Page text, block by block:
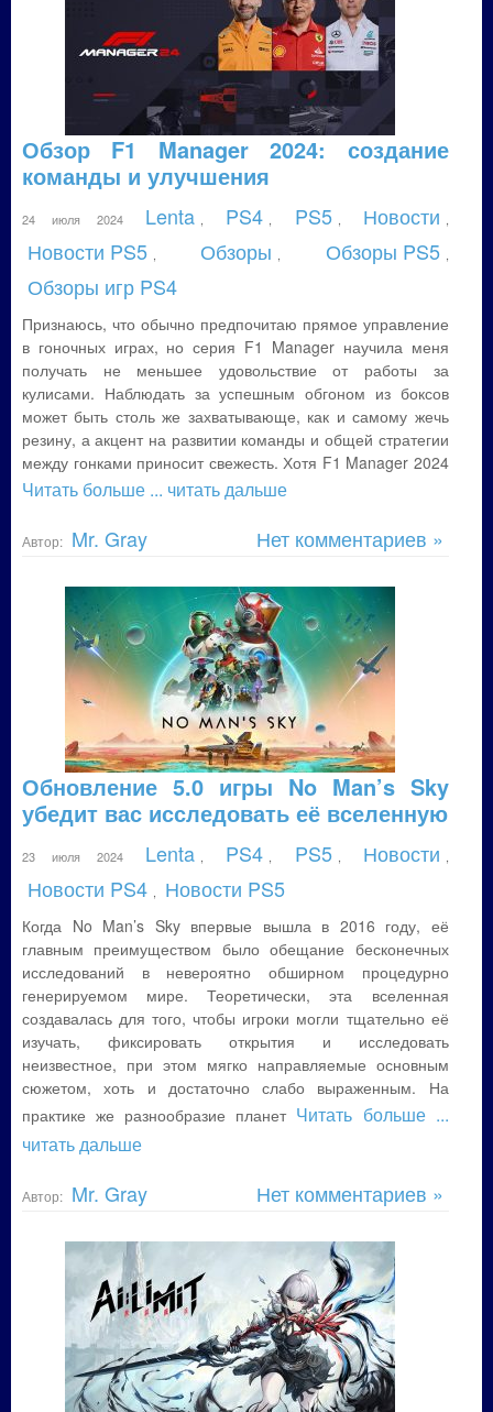
Обзор F1 Manager 2024: создание
команды и улучшения
24 июля 2024 Lenta PS4 PS5 Новости
Новости PS5 Обзоры Обзоры PS5
Обзоры игр PS4
Признаюсь, что обычно предпочитаю прямое управление
в гоночных играх, но серия F1 Manager научила меня
получать не меньшее удовольствие от работы за
кулисами. Наблюдать за успешным обгоном из боксов
может быть столь же захватывающе, как и самому жечь
резину, а акцент на развитии команды и общей стратегии
между гонками приносит свежесть. Хотя F1 Manager 2024
Читать больше ... читать дальше
Автор: Mr. Gray Нет комментариев »
Обновление 5.0 игры No Man’s Sky
убедит вас исследовать её вселенную
23 июля 2024 Lenta PS4 PS5 Новости
Новости PS4 Новости PS5
Когда No Man’s Sky впервые вышла в 2016 году, её
главным преимуществом было обещание бесконечных
исследований в невероятно обширном процедурно
генерируемом мире. Теоретически, эта вселенная
создавалась для того, чтобы игроки могли тщательно её
изучать, фиксировать открытия и исследовать
неизвестное, при этом мягко направляемые основным
сюжетом, хоть и достаточно слабо выраженным. На
практике же разнообразие планет Читать больше...
читать дальше
Автор: Mr. Gray Нет комментариев »